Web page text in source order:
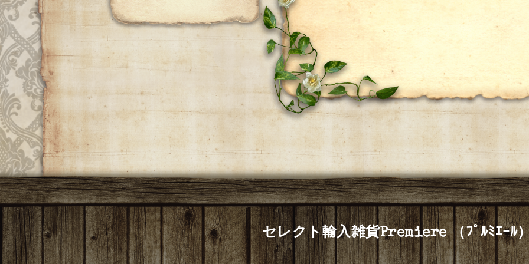
セレクト輸入雑貨Premiere （ﾌﾟﾙﾐｴｰﾙ